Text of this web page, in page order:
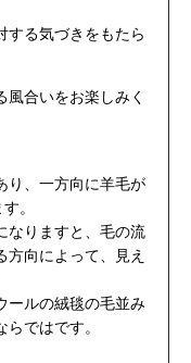
する気づきをもたら
合いをお楽しみく
り、一方向に羊毛が
。
なりますと、毛の流
方向によって、見え
ールの絨毯の毛並み
ではです。